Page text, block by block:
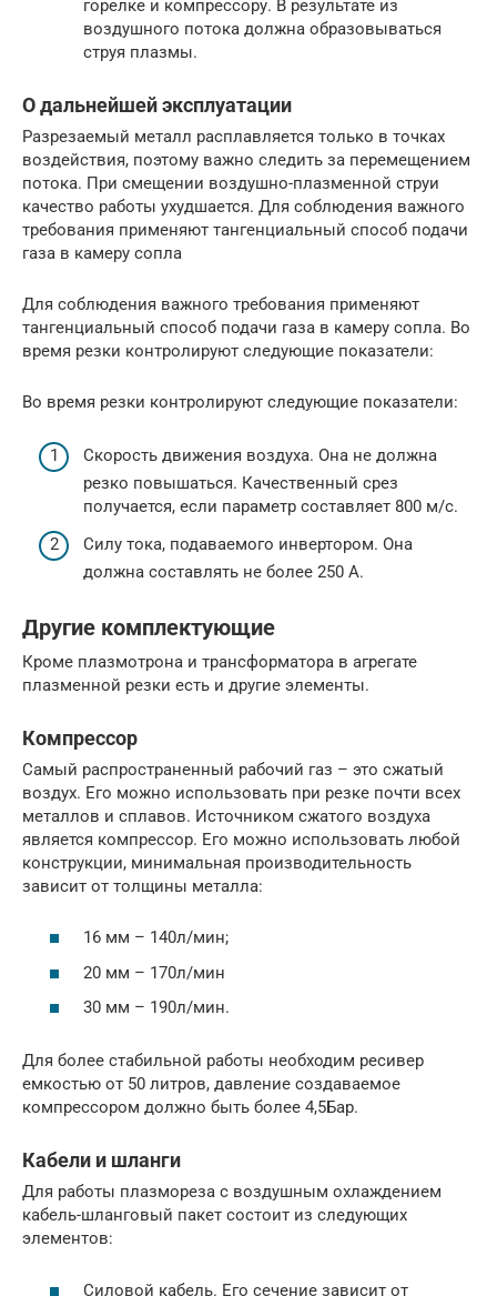
горелке и компрессору. В результате из
воздушного потока должна образовываться
струя плазмы.
О дальнейшей эксплуатации
Разрезаемый металл расплавляется только в точках
воздействия, поэтому важно следить за перемещением
потока. При смещении воздушно-плазменной струи
качество работы ухудшается. Для соблюдения важного
требования применяют тангенциальный способ подачи
газа в камеру сопла
Для соблюдения важного требования применяют
тангенциальный способ подачи газа в камеру сопла. Во
время резки контролируют следующие показатели:
Во время резки контролируют следующие показатели:
Скорость движения воздуха. Она не должна
резко повышаться. Качественный срез
получается, если параметр составляет 800 м/с.
Силу тока, подаваемого инвертором. Она
должна составлять не более 250 А.
Другие комплектующие
Кроме плазмотрона и трансформатора в агрегате
плазменной резки есть и другие элементы.
Компрессор
Самый распространенный рабочий газ – это сжатый
воздух. Его можно использовать при резке почти всех
металлов и сплавов. Источником сжатого воздуха
является компрессор. Его можно использовать любой
конструкции, минимальная производительность
зависит от толщины металла:
16 мм – 140л/мин;
20 мм – 170л/мин
30 мм – 190л/мин.
Для более стабильной работы необходим ресивер
емкостью от 50 литров, давление создаваемое
компрессором должно быть более 4,5Бар.
Кабели и шланги
Для работы плазмореза с воздушным охлаждением
кабель-шланговый пакет состоит из следующих
элементов:
Силовой кабель. Его сечение зависит от